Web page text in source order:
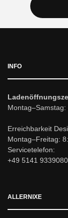
INFO
Erreichbarkeit
Montag–Freitag:
Servicetelefon:
+49 5141 9339080
ALLERNIXE